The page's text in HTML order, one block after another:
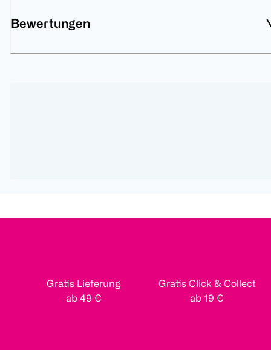
Bewertungen
Gratis Lieferung
ab 49 €
Gratis Click & Collect
ab 19 €